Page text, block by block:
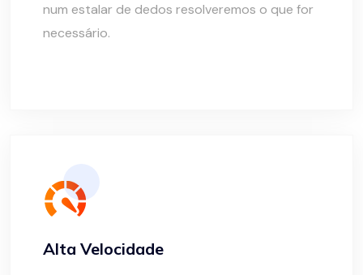
num estalar de dedos resolveremos o que for
necessário.
Alta Velocidade